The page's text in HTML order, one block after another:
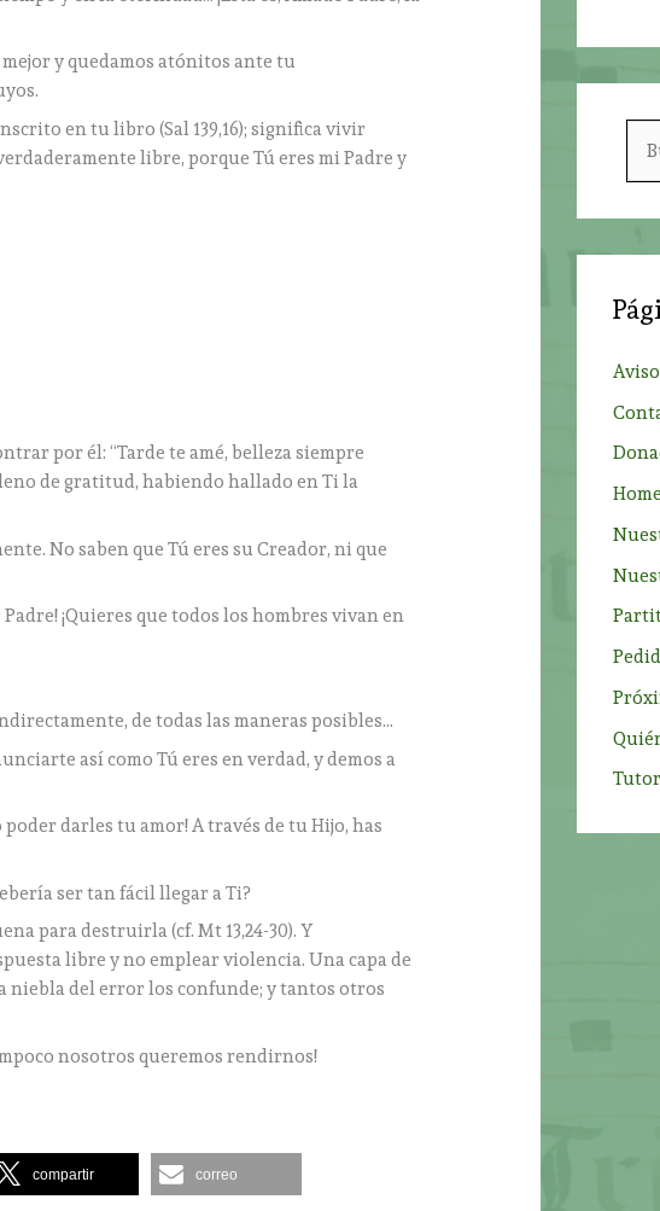
mejor y quedamos atónitos ante tu
en tu libro (Sal 139,16); significa vivir
libre, porque Tú eres mi Padre y
por él: “Tarde te amé, belleza siempre
de gratitud, habiendo hallado en Ti la
No saben que Tú eres su Creador, ni que
¡Quieres que todos los hombres vivan en
de todas las maneras posibles…
así como Tú eres en verdad, y demos a
darles tu amor! A través de tu Hijo, has
ser tan fácil llegar a Ti?
para destruirla (cf. Mt 13,24-30). Y
libre y no emplear violencia. Una capa de
niebla del error los confunde; y tantos otros
nosotros queremos rendirnos!
compartir correo
r
: